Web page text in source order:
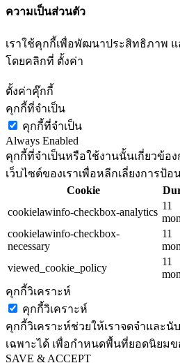
ความเป็นส่วนตัว
เราใช้คุกกี้เพื่อพัฒนาประสิทธิภาพ
โดยคลิกที่ ตั้งค่า
ตั้งค่าคุ๊กกี้
คุกกี้ที่จำเป็น
คุกกี้ที่จำเป็น
Always Enabled
คุกกี้ที่จำเป็นหรือใช้งานนั้นเกี่ยวข้อ
เว็บไซต์ของเราเพื่อหลีกเลี่ยงการ
Cookie
cookielawinfo-checkbox-analytics
11
cookielawinfo-checkbox-
necessary
11
viewed_cookie_policy
11
คุกกี้วิเคราะห์
คุกกี้วิเคราะห์
คุกกี้วิเคราะห์ช่วยให้เราจดจำและนั
เฉพาะได้ เพื่อกำหนดพื้นที่ยอดนิยมข
SAVE & ACCEPT